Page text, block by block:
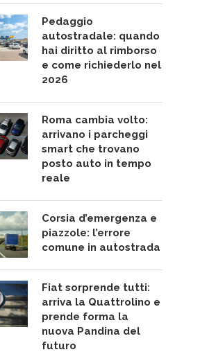
Pedaggio
autostradale: quando
hai diritto al rimborso
e come richiederlo nel
2026
Roma cambia volto:
arrivano i parcheggi
smart che trovano
posto auto in tempo
reale
Corsia d’emergenza e
piazzole: l’errore
comune in autostrada
Fiat sorprende tutti:
arriva la Quattrolino e
prende forma la
nuova Pandina del
futuro